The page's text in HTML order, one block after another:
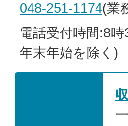
048-251-1174(業
電話受付時間:8
年末年始を除く)